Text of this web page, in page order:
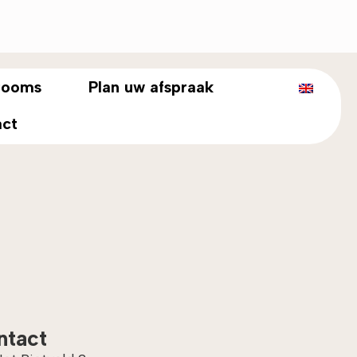
Plan uw afspraak